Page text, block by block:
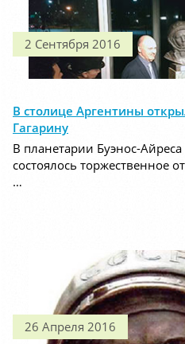
2 Сентября 2016
В столице Аргентины
Гагарину
В планетарии Буэнос-
состоялось торжественное
…
26 Апреля 2016